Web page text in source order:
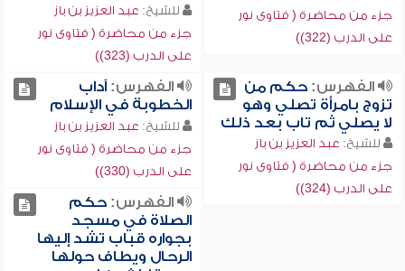
جزء من محاضرة ( فتاوى نور
على الدرب (322))
للشيخ: عبد العزيز بن باز
جزء من محاضرة ( فتاوى نور
على الدرب (323))
الفهرس:حكم من
تزوج بامرأة تصلي وهو
لا يصلي ثم تاب بعد ذلك
للشيخ: عبد العزيز بن باز
جزء من محاضرة ( فتاوى نور
على الدرب (324))
الفهرس:آداب
الخطوبة في الإسلام
للشيخ: عبد العزيز بن باز
جزء من محاضرة ( فتاوى نور
على الدرب (330))
الفهرس:حكم
الصلاة في مسجد
بجواره قباب تشد إليها
الرحال ويطاف حولها